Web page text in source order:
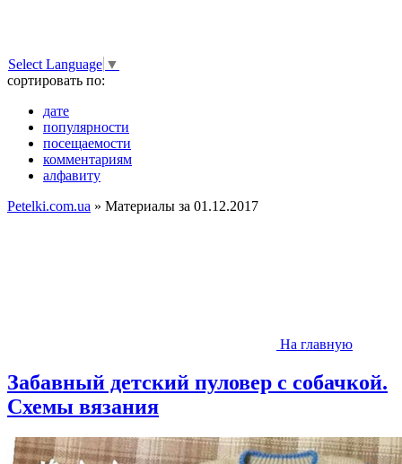
Select Language ▼
сортировать по:
дате
популярности
посещаемости
комментариям
алфавиту
Petelki.com.ua » Материалы за 01.12.2017
На главную
Забавный детский пуловер с собачкой.
Схемы вязания